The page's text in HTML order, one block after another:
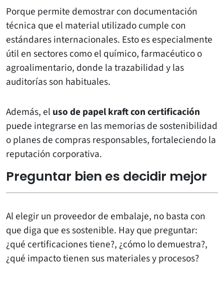
Porque permite demostrar con documentación
técnica que el material utilizado cumple con
estándares internacionales. Esto es especialmente
útil en sectores como el químico, farmacéutico o
agroalimentario, donde la trazabilidad y las
auditorías son habituales.
Además, el uso de papel kraft con certificación
puede integrarse en las memorias de sostenibilidad
o planes de compras responsables, fortaleciendo la
reputación corporativa.
Preguntar bien es decidir mejor
Al elegir un proveedor de embalaje, no basta con
que diga que es sostenible. Hay que preguntar:
¿qué certificaciones tiene?, ¿cómo lo demuestra?,
¿qué impacto tienen sus materiales y procesos?